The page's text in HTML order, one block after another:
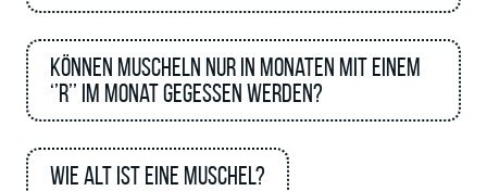
Können Muscheln nur in Monaten mit einem
‘’R’’ im Monat gegessen werden?
Wie alt ist eine Muschel?